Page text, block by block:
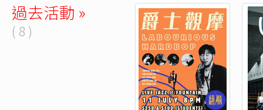
過去活動 »
( 8 )